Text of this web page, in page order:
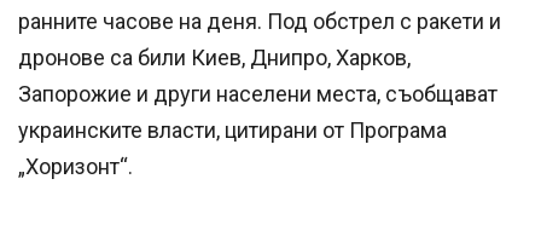
ранните часове на деня. Под обстрел с ракети и
дронове са били Киев, Днипро, Харков,
Запорожие и други населени места, съобщават
украинските власти, цитирани от Програма
„Хоризонт“.